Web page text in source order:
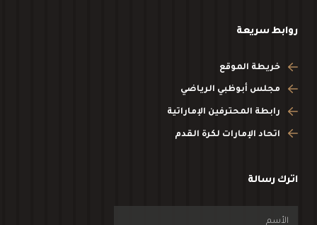
روابط سريعة
خريطة الموقع
مجلس أبوظبي الرياضي
رابطة المحترفين الإماراتية
اتحاد الإمارات لكرة القدم
اترك رسالة